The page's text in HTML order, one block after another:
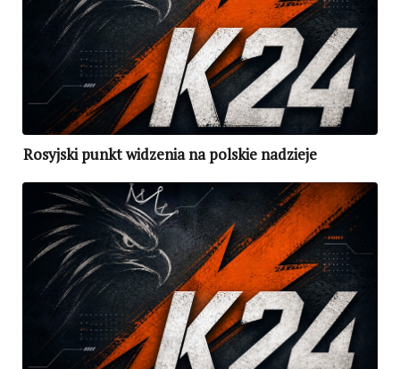
Rosyjski punkt widzenia na polskie nadzieje